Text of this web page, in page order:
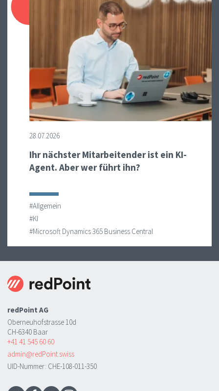
28.07.2026
Ihr nächster Mitarbeitender ist ein KI-
Agent. Aber wer führt ihn?
#Allgemein
#KI
#Microsoft Dynamics 365 Business Central
redPoint AG
Oberneuhofstrasse 10d
CH-6340 Baar
+41 41 545 60 60
admin@redPoint.swiss
UID-Nummer: CHE-108-011-350